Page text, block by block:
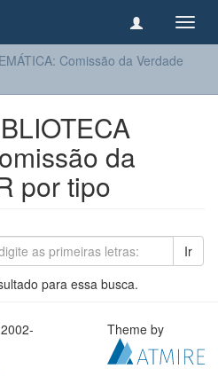
Comissão da Verdade
da
por tipo
Ir
para essa busca.
Theme by